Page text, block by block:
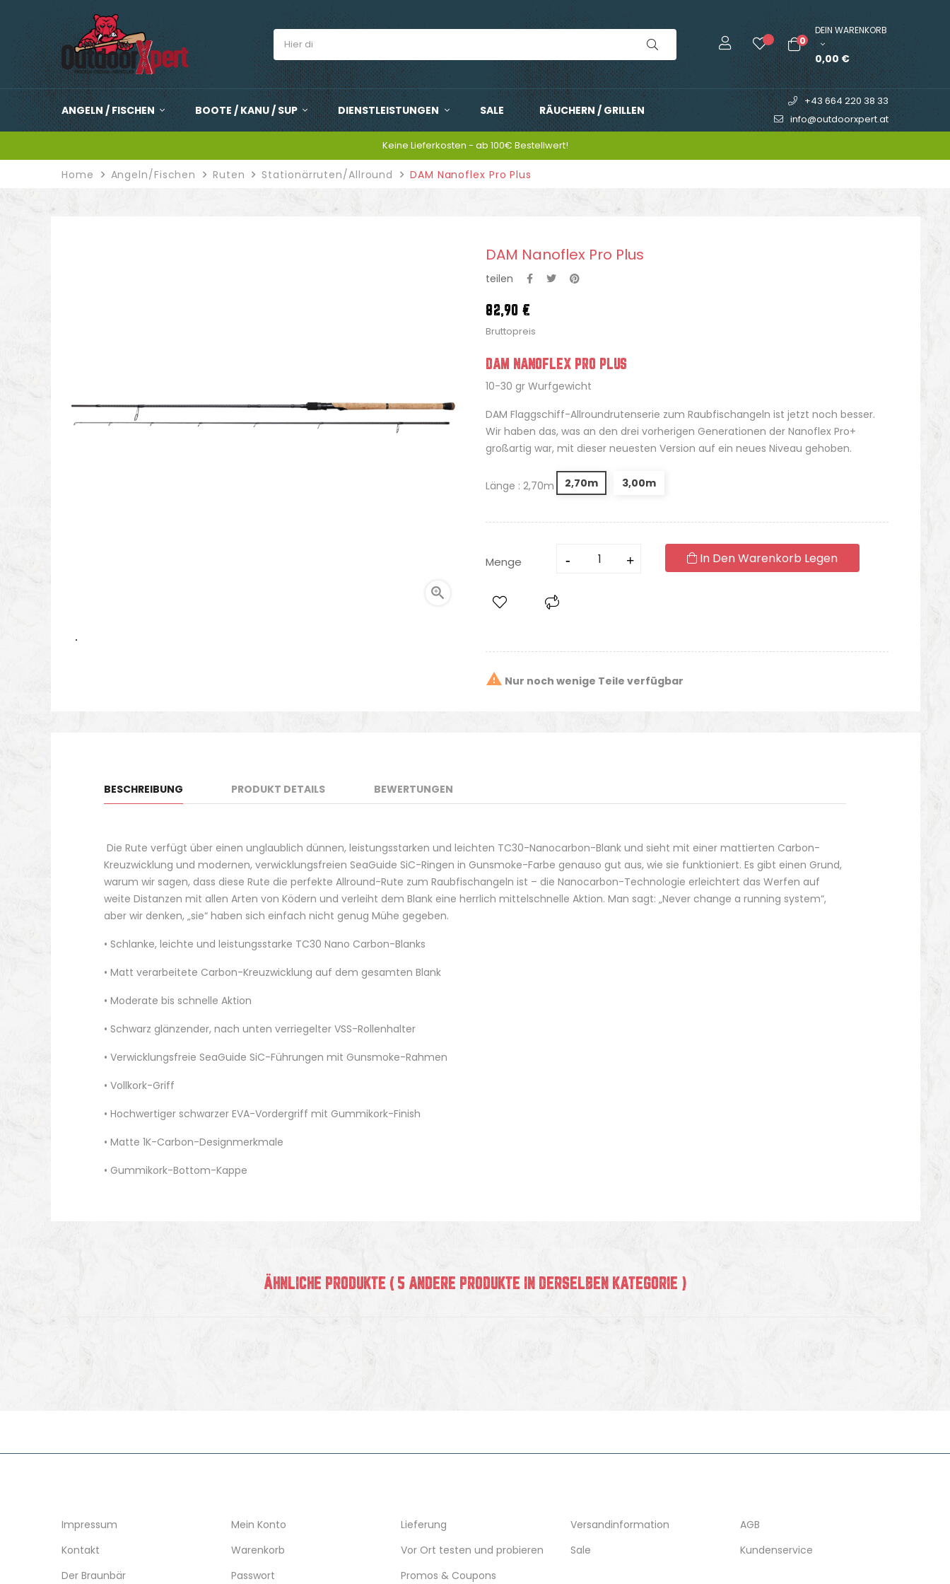
0
DEIN WARENKORB
0,00 €
ANGELN / FISCHEN BOOTE / KANU / SUP DIENSTLEISTUNGEN SALE RÄUCHERN / GRILLEN
+43 664 220 38 33
info@outdoorxpert.at
Keine Lieferkosten - ab 100€ Bestellwert!
Home Angeln/Fischen Ruten Stationärruten/Allround DAM Nanoflex Pro Plus

DAM Nanoflex Pro Plus
teilen
82,90 €
Bruttopreis
DAM NANOFLEX PRO PLUS
10-30 gr Wurfgewicht
DAM Flaggschiff-Allroundrutenserie zum Raubfischangeln ist jetzt noch besser.
Wir haben das, was an den drei vorherigen Generationen der Nanoflex Pro+
großartig war, mit dieser neuesten Version auf ein neues Niveau gehoben.
Länge : 2,70m 2,70m 3,00m
Menge In Den Warenkorb Legen
 Nur noch wenige Teile verfügbar
BESCHREIBUNG PRODUKT DETAILS BEWERTUNGEN
Die Rute verfügt über einen unglaublich dünnen, leistungsstarken und leichten TC30-Nanocarbon-Blank und sieht mit einer mattierten Carbon-
Kreuzwicklung und modernen, verwicklungsfreien SeaGuide SiC-Ringen in Gunsmoke-Farbe genauso gut aus, wie sie funktioniert. Es gibt einen Grund,
warum wir sagen, dass diese Rute die perfekte Allround-Rute zum Raubfischangeln ist – die Nanocarbon-Technologie erleichtert das Werfen auf
weite Distanzen mit allen Arten von Ködern und verleiht dem Blank eine herrlich mittelschnelle Aktion. Man sagt: „Never change a running system“,
aber wir denken, „sie“ haben sich einfach nicht genug Mühe gegeben.
• Schlanke, leichte und leistungsstarke TC30 Nano Carbon-Blanks
• Matt verarbeitete Carbon-Kreuzwicklung auf dem gesamten Blank
• Moderate bis schnelle Aktion
• Schwarz glänzender, nach unten verriegelter VSS-Rollenhalter
• Verwicklungsfreie SeaGuide SiC-Führungen mit Gunsmoke-Rahmen
• Vollkork-Griff
• Hochwertiger schwarzer EVA-Vordergriff mit Gummikork-Finish
• Matte 1K-Carbon-Designmerkmale
• Gummikork-Bottom-Kappe
ÄHNLICHE PRODUKTE ( 5 ANDERE PRODUKTE IN DERSELBEN KATEGORIE )
Impressum
Kontakt
Der Braunbär
Mein Konto
Warenkorb
Passwort
Lieferung
Vor Ort testen und probieren
Promos & Coupons
Versandinformation
Sale
AGB
Kundenservice